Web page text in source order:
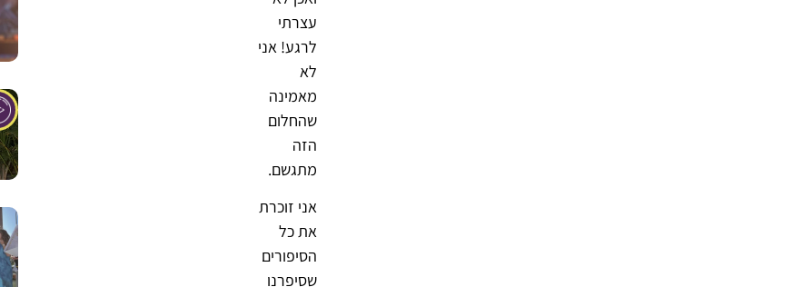
עצרתי
לרגע! אני
לא
מאמינה
שהחלום
הזה
מתגשם.
אני זוכרת
את כל
הסיפורים
שסיפרנו